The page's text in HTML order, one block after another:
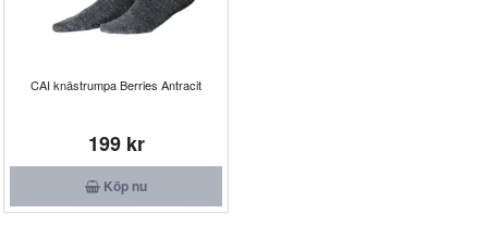
CAI knästrumpa Berries Antracit
199 kr
Köp nu